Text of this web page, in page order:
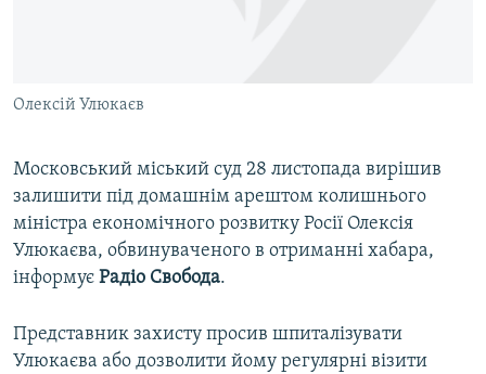
ІНФОГРАФІКА
ДОЛУЧАЙСЯ!
Усі сайти RFE/RL
Олексій Улюкаєв
Московський міський суд 28 листопада вирішив
залишити під домашнім арештом колишнього
міністра економічного розвитку Росії Олексія
Улюкаєва, обвинуваченого в отриманні хабара,
інформує Радіо Свобода.
Представник захисту просив шпиталізувати
Улюкаєва або дозволити йому регулярні візити